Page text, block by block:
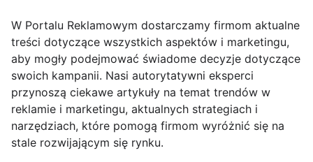
W Portalu Reklamowym dostarczamy firmom aktualne
treści dotyczące wszystkich aspektów i marketingu,
aby mogły podejmować świadome decyzje dotyczące
swoich kampanii. Nasi autorytatywni eksperci
przynoszą ciekawe artykuły na temat trendów w
reklamie i marketingu, aktualnych strategiach i
narzędziach, które pomogą firmom wyróżnić się na
stale rozwijającym się rynku.